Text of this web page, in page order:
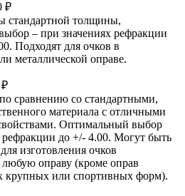
₽
стандартной толщины,
– при значениях рефракции
Подходят для очков в
металлической оправе.
сравнению со стандартными,
материала с отличными
Оптимальный выбор
рефракции до +/- 4.00. Могут быть
изготовления очков
любую оправу (кроме оправ
крупных или спортивных форм).